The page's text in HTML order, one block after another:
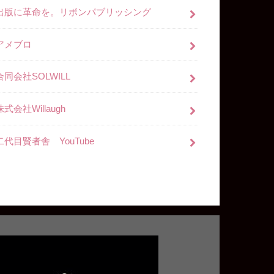
版に革命を。リボンパブリッシング
メブロ
同会社SOLWILL
式会社Willaugh
代目賢者舎 YouTube